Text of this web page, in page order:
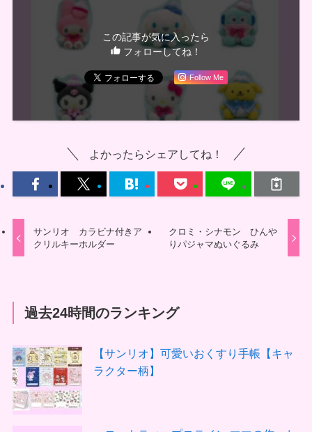
この記事が気に入ったら
フォローしてね！
Follow Me
よかったらシェアしてね！
サンリオ カラビナ付きア
クリルキーホルダー
クロミ・シナモン ひんや
りパジャマぬいぐるみ
過去24時間のランキング
【サンリオ】可愛いおくすり手帳【キャ
ラクター柄】